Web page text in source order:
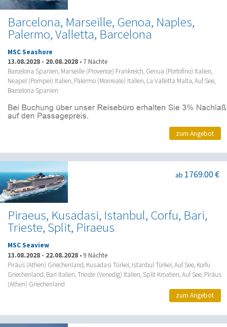
Barcelona, Marseille, Genoa, Naples,
Palermo, Valletta, Barcelona
MSC Seashore
13.08.2028 - 20.08.2028 • 7 Nächte
Barcelona Spanien, Marseille (Provence) Frankreich, Genua (Portofino) Italien,
Neapel (Pompei) Italien, Palermo (Monreale) Italien, La Valletta Malta, Auf See,
Barcelona Spanien
zum Angebot
Piraeus, Kusadasi, Istanbul, Corfu, Bari,
Trieste, Split, Piraeus
ab 1769.00 €
MSC Seaview
13.08.2028 - 22.08.2028 • 9 Nächte
Piräus (Athen) Griechenland, Kusadasi Türkei, Istanbul Türkei, Auf See, Korfu
Griechenland, Bari Italien, Trieste (Venedig) Italien, Split Kroatien, Auf See, Piräus
(Athen) Griechenland
zum Angebot